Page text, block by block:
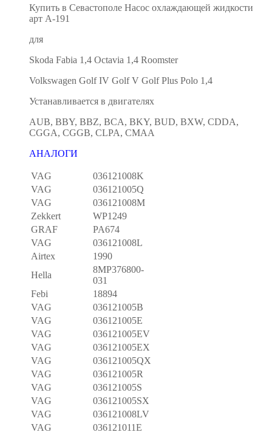
Купить в Севастополе Насос охлаждающей жидкости
арт A-191
для
Skoda Fabia 1,4 Octavia 1,4 Roomster
Volkswagen Golf IV Golf V Golf Plus Polo 1,4
Устанавливается в двигателях
AUB, BBY, BBZ, BCA, BKY, BUD, BXW, CDDA,
CGGA, CGGB, CLPA, CMAA
АНАЛОГИ
VAG
036121008K
VAG
036121005Q
VAG
036121008M
Zekkert
WP1249
GRAF
PA674
VAG
036121008L
Airtex
1990
Hella
8MP376800-
031
Febi
18894
VAG
036121005B
VAG
036121005E
VAG
036121005EV
VAG
036121005EX
VAG
036121005QX
VAG
036121005R
VAG
036121005S
VAG
036121005SX
VAG
036121008LV
VAG
036121011E